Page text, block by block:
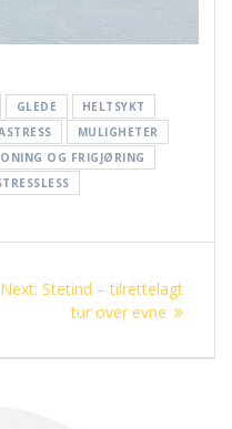
GLEDE
HELTSYKT
MULIGHETER
OG FRIGJØRING
Next: Next
post:
Stetind – tilrettelagt
tur over evne